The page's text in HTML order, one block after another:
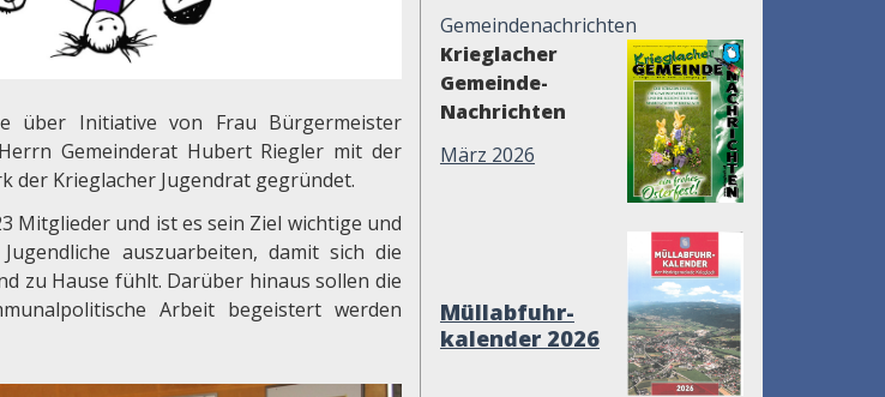
über Initiative von Frau Bürgermeister
Gemeinderat Hubert Riegler mit der
der Krieglacher Jugendrat gegründet.
Mitglieder und ist es sein Ziel wichtige und
auszuarbeiten, damit sich die
zu Hause fühlt. Darüber hinaus sollen die
Arbeit begeistert werden
Gemeindenachrichten
Krieglacher
Gemeinde-
Nachrichten
März 2026
Müllabfuhr-
kalender 2026